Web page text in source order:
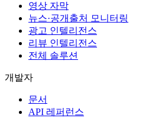
영상 자막
뉴스·공개출처 모니터링
광고 인텔리전스
리뷰 인텔리전스
전체 솔루션
개발자
문서
API 레퍼런스